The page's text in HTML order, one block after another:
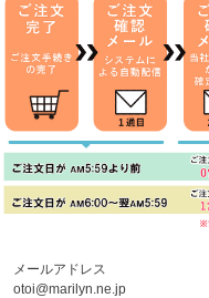
メールアドレス
otoi@marilyn.ne.jp